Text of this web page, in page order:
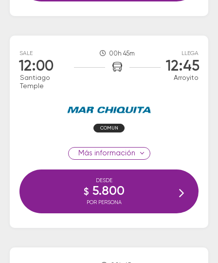
SALE
12:00
Santiago
Temple
00h 45m LLEGA
12:45
Arroyito
COMUN
información
DESDE
$ 5.800
POR PERSONA